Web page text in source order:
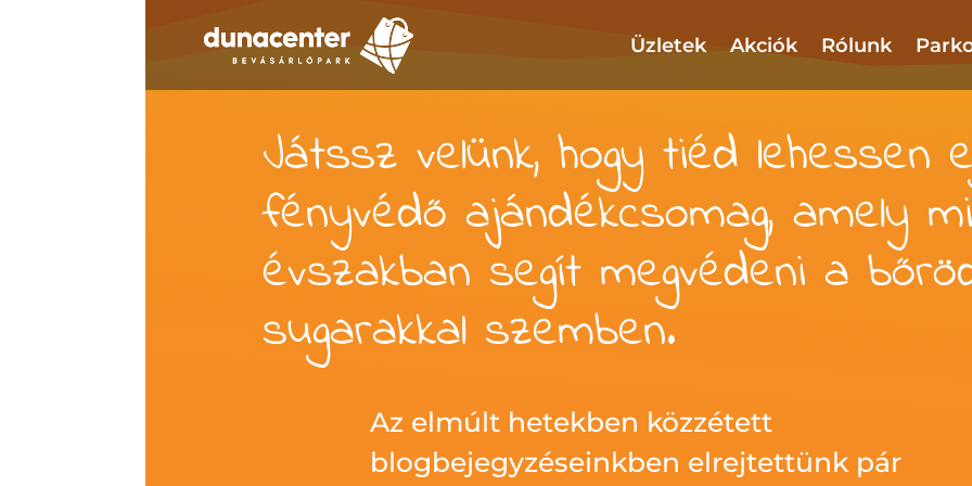
Üzletek Akciók Rólunk
Üzletek Akciók Rólunk
Játssz velünk, hogy tiéd lehessen
fényvédő ajándékcsomag, amely
évszakban segít megvédeni a
sugarakkal szemben.
Az elmúlt hetekben közzétett
blogbejegyzéseinkben elrejtettünk pár